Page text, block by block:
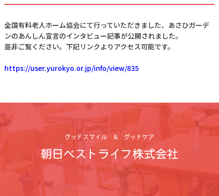
全国有料老人ホーム協会にて行っていただきました、あさひガーデ
ンのあんしん宣言のインタビュー記事が公開されました。
是非ご覧ください。下記リンクよりアクセス可能です。
https://user.yurokyo.or.jp/info/view/835